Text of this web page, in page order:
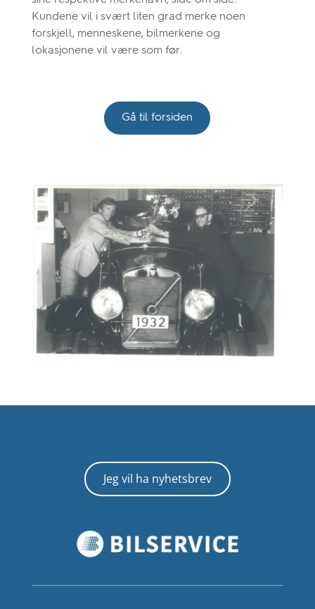
Kundene vil i svært liten grad merke noen
forskjell, menneskene, bilmerkene og
lokasjonene vil være som før.
Gå til forsiden
Jeg vil ha nyhetsbrev